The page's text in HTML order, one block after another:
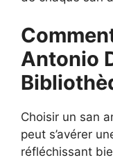
Antonio
Choisir un san
peut s’avérer
réfléchissant